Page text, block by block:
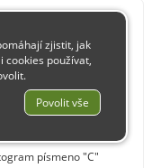
písmeno "C"
zjistit, jak
cookies používat,